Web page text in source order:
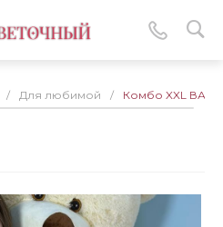
/ Для любимой / Комбо XXL ВАУ!